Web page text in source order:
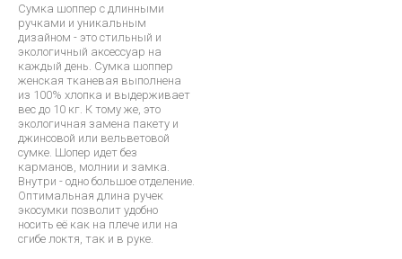
Сумка шоппер с длинными
ручками и уникальным
дизайном - это стильный и
экологичный аксессуар на
каждый день. Сумка шоппер
женская тканевая выполнена
из 100% хлопка и выдерживает
вес до 10 кг. К тому же, это
экологичная замена пакету и
джинсовой или вельветовой
сумке. Шопер идет без
карманов, молнии и замка.
Внутри - одно большое отделение.
Оптимальная длина ручек
экосумки позволит удобно
носить её как на плече или на
сгибе локтя, так и в руке.